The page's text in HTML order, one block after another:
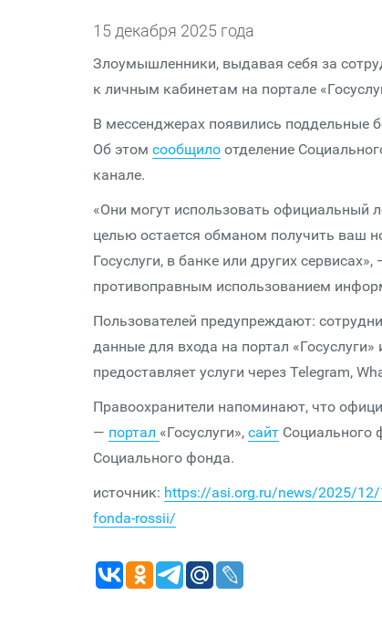
15 декабря 2025 года
Злоумышленники, выдавая себя за
к личным кабинетам на портале
В мессенджерах появились поддельные
Об этом сообщило отделение
канале.
«Они могут использовать официальный
целью остается обманом получить ваш
Госуслуги, в банке или других сервисах»,
противоправным использованием
Пользователей предупреждают:
данные для входа на портал
предоставляет услуги через Telegram,
Правоохранители напоминают, что
— портал «Госуслуги», сайт Социального
Социального фонда.
источник: https://asi.org.ru/news/2025/12/
fonda-rossii/